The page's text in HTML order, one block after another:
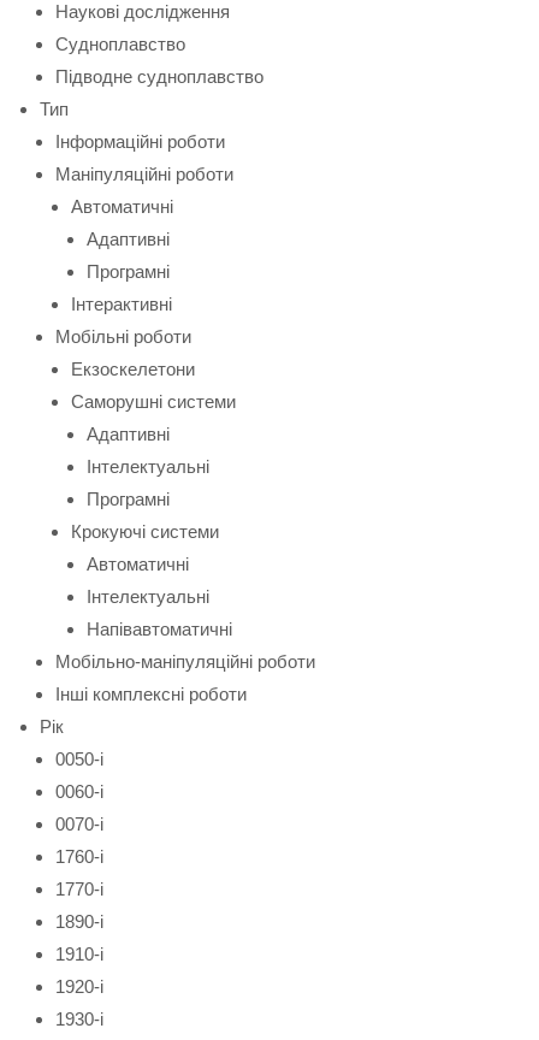
Наукові дослідження
Судноплавство
Підводне судноплавство
Тип
Інформаційні роботи
Маніпуляційні роботи
Автоматичні
Адаптивні
Програмні
Інтерактивні
Мобільні роботи
Екзоскелетони
Саморушні системи
Адаптивні
Інтелектуальні
Програмні
Крокуючі системи
Автоматичні
Інтелектуальні
Напівавтоматичні
Мобільно-маніпуляційні роботи
Інші комплексні роботи
Рік
0050-і
0060-і
0070-і
1760-і
1770-і
1890-і
1910-і
1920-і
1930-і